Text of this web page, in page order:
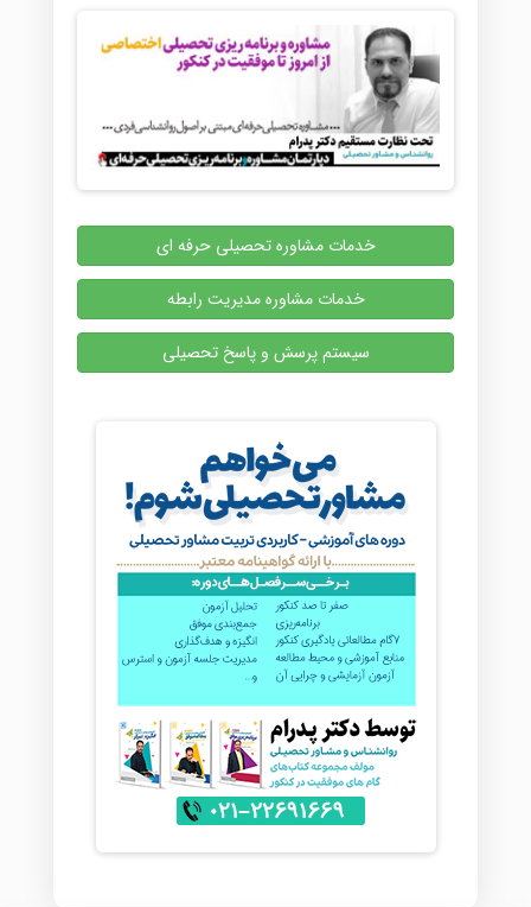
خدمات مشاوره تحصیلی حرفه ای
خدمات مشاوره مدیریت رابطه
سیستم پرسش و پاسخ تحصیلی